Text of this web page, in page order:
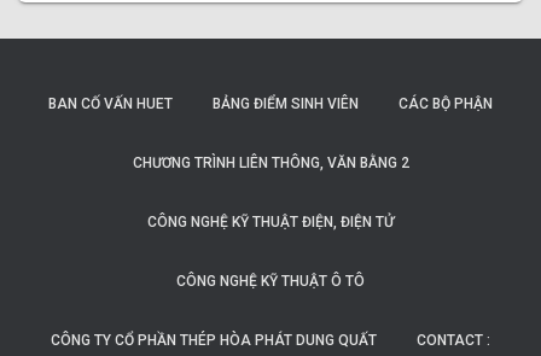
BAN CỐ VẤN HUET BẢNG ĐIỂM SINH VIÊN CÁC BỘ PHẬN
CHƯƠNG TRÌNH LIÊN THÔNG, VĂN BẰNG 2
CÔNG NGHỆ KỸ THUẬT ĐIỆN, ĐIỆN TỬ
CÔNG NGHỆ KỸ THUẬT Ô TÔ
CÔNG TY CỔ PHẦN THÉP HÒA PHÁT DUNG QUẤT CONTACT :